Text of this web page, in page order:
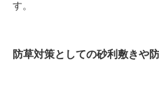
す。
防草対策としての砂利敷きや